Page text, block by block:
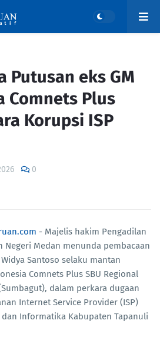
Putusan eks GM
Comnets Plus
Korupsi ISP
0
- Majelis hakim Pengadilan
Negeri Medan menunda pembacaan
Santoso selaku mantan
Comnets Plus SBU Regional
dalam perkara dugaan
Internet Service Provider (ISP)
Informatika Kabupaten Tapanuli